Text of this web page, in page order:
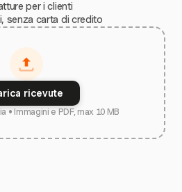
per i clienti
senza carta di credito
ricevute
• Immagini e PDF, max 10 MB